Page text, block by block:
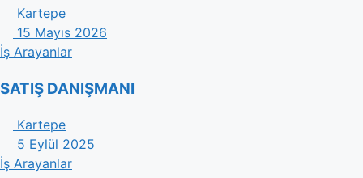
Kartepe
15 Mayıs 2026
İş Arayanlar
SATIŞ DANIŞMANI
Kartepe
5 Eylül 2025
İş Arayanlar